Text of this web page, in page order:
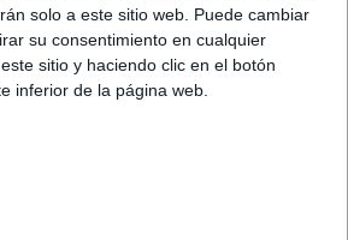
solo a este sitio web. Puede cambiar
su consentimiento en cualquier
sitio y haciendo clic en el botón
inferior de la página web.